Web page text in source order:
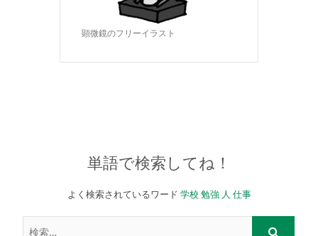
顕微鏡のフリーイラスト
単語で検索してね！
よく検索されているワード 学校 勉強 人 仕事